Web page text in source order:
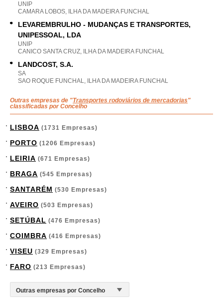
UNIP
CAMARA LOBOS, ILHA DA MADEIRA FUNCHAL
LEVAREMBRULHO - MUDANÇAS E TRANSPORTES,
UNIPESSOAL, LDA
UNIP
CANICO SANTA CRUZ, ILHA DA MADEIRA FUNCHAL
LANDCOST, S.A.
SA
SAO ROQUE FUNCHAL, ILHA DA MADEIRA FUNCHAL
Outras empresas de "Transportes rodoviários de mercadorias"
classificadas por Concelho
LISBOA (1731 Empresas)
PORTO (1206 Empresas)
LEIRIA (671 Empresas)
BRAGA (545 Empresas)
SANTARÉM (530 Empresas)
AVEIRO (503 Empresas)
SETÚBAL (476 Empresas)
COIMBRA (416 Empresas)
VISEU (329 Empresas)
FARO (213 Empresas)